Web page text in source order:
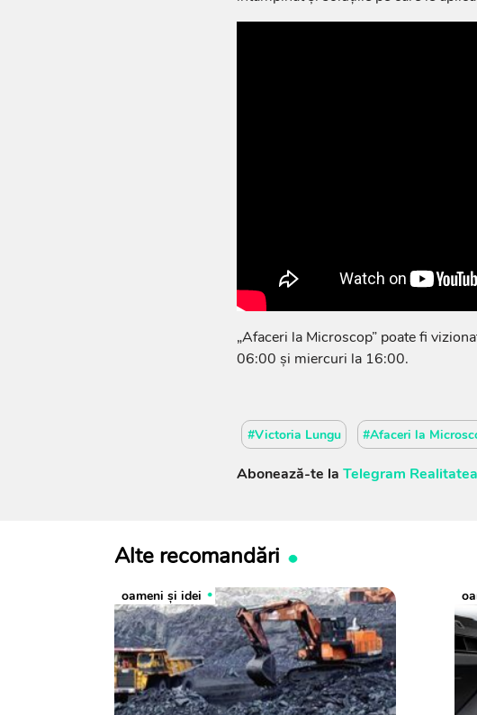
„Afaceri la Microscop” poate fi
06:00 și miercuri la 16:00.
#Victoria Lungu #Afaceri la
Abonează-te la Telegram
Alte recomandări
oameni şi idei